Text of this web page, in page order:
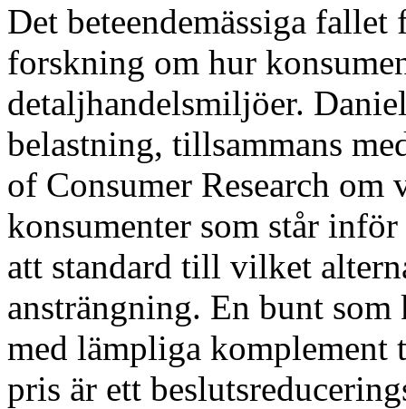
Det beteendemässiga
forskning om hur
detaljhandelsmiljöer.
belastning, tillsammans
of Consumer Research
konsumenter som står
att standard till vilket
ansträngning. En bunt
med lämpliga
pris är ett